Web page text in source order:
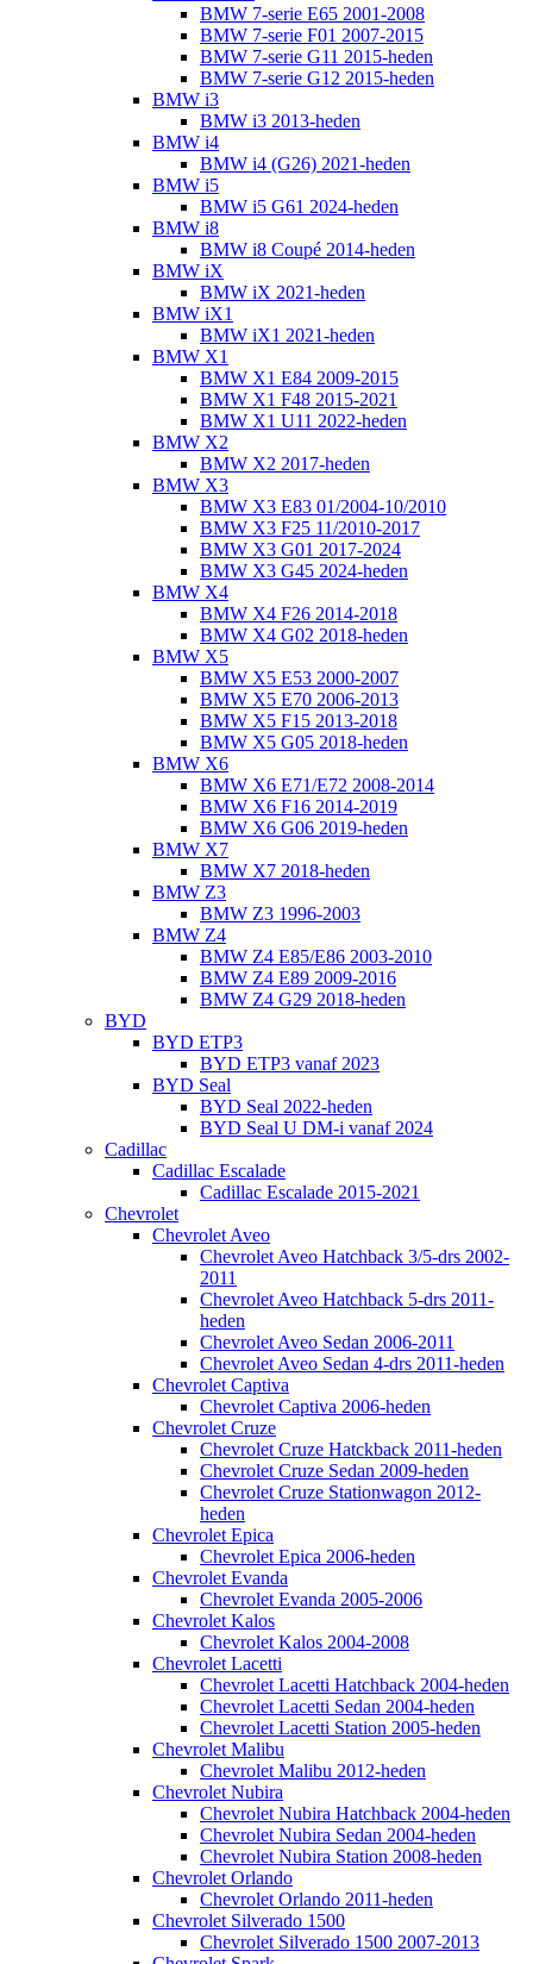
BMW 7-serie E65 2001-2008
BMW 7-serie F01 2007-2015
BMW 7-serie G11 2015-heden
BMW 7-serie G12 2015-heden
BMW i3
BMW i3 2013-heden
BMW i4
BMW i4 (G26) 2021-heden
BMW i5
BMW i5 G61 2024-heden
BMW i8
BMW i8 Coupé 2014-heden
BMW iX
BMW iX 2021-heden
BMW iX1
BMW iX1 2021-heden
BMW X1
BMW X1 E84 2009-2015
BMW X1 F48 2015-2021
BMW X1 U11 2022-heden
BMW X2
BMW X2 2017-heden
BMW X3
BMW X3 E83 01/2004-10/2010
BMW X3 F25 11/2010-2017
BMW X3 G01 2017-2024
BMW X3 G45 2024-heden
BMW X4
BMW X4 F26 2014-2018
BMW X4 G02 2018-heden
BMW X5
BMW X5 E53 2000-2007
BMW X5 E70 2006-2013
BMW X5 F15 2013-2018
BMW X5 G05 2018-heden
BMW X6
BMW X6 E71/E72 2008-2014
BMW X6 F16 2014-2019
BMW X6 G06 2019-heden
BMW X7
BMW X7 2018-heden
BMW Z3
BMW Z3 1996-2003
BMW Z4
BMW Z4 E85/E86 2003-2010
BMW Z4 E89 2009-2016
BMW Z4 G29 2018-heden
BYD
BYD ETP3
BYD ETP3 vanaf 2023
BYD Seal
BYD Seal 2022-heden
BYD Seal U DM-i vanaf 2024
Cadillac
Cadillac Escalade
Cadillac Escalade 2015-2021
Chevrolet
Chevrolet Aveo
Chevrolet Aveo Hatchback 3/5-drs 2002-
2011
Chevrolet Aveo Hatchback 5-drs 2011-
heden
Chevrolet Aveo Sedan 2006-2011
Chevrolet Aveo Sedan 4-drs 2011-heden
Chevrolet Captiva
Chevrolet Captiva 2006-heden
Chevrolet Cruze
Chevrolet Cruze Hatckback 2011-heden
Chevrolet Cruze Sedan 2009-heden
Chevrolet Cruze Stationwagon 2012-
heden
Chevrolet Epica
Chevrolet Epica 2006-heden
Chevrolet Evanda
Chevrolet Evanda 2005-2006
Chevrolet Kalos
Chevrolet Kalos 2004-2008
Chevrolet Lacetti
Chevrolet Lacetti Hatchback 2004-heden
Chevrolet Lacetti Sedan 2004-heden
Chevrolet Lacetti Station 2005-heden
Chevrolet Malibu
Chevrolet Malibu 2012-heden
Chevrolet Nubira
Chevrolet Nubira Hatchback 2004-heden
Chevrolet Nubira Sedan 2004-heden
Chevrolet Nubira Station 2008-heden
Chevrolet Orlando
Chevrolet Orlando 2011-heden
Chevrolet Silverado 1500
Chevrolet Silverado 1500 2007-2013